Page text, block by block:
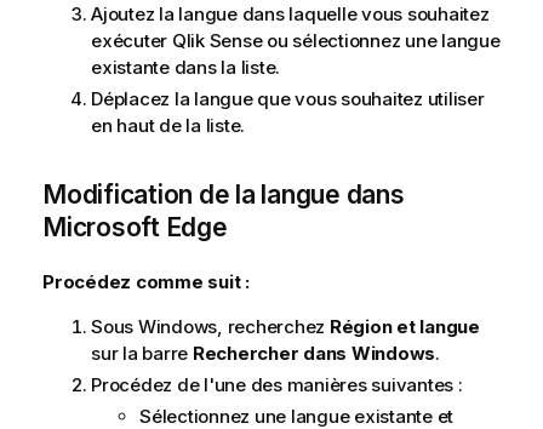
Ajoutez la langue dans laquelle vous souhaitez
exécuter Qlik Senseou sélectionnez une langue
existante dans la liste.
Déplacez la langue que vous souhaitez utiliser
en haut de la liste.
Modification de la langue dans
Microsoft Edge
Procédez comme suit :
Sous Windows, recherchez Région et langue
sur la barre Rechercher dans Windows.
Procédez de l'une des manières suivantes :
Sélectionnez une langue existante et